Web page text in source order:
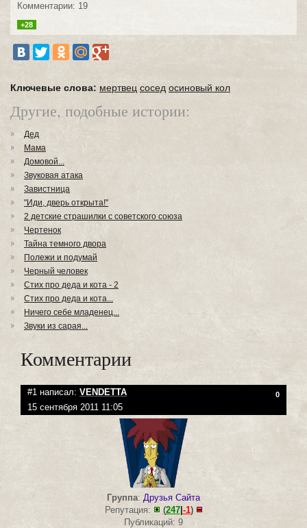
Комментарии: 19
+28
Ключевые слова: мертвец сосед осиновый кол
Другие, подобные истории:
Дед
Мама
Домовой...
Звуковая атака
Завистница
"Иди, дверь открыта!"
2 детские страшилки с советского союза
Чертенок
Тайна темного двора
Полежи и подумай
Черный человек
Стих про деда и кота - 2
Стих про деда и кота...
Ничего себе младенец...
Звуки из сарая...
Комментарии
#1 написал: VENDETTA 0
15 сентября 2011 11:05
Группа: Друзья Сайта
Репутация:
(247| -1)
Публикаций: 9